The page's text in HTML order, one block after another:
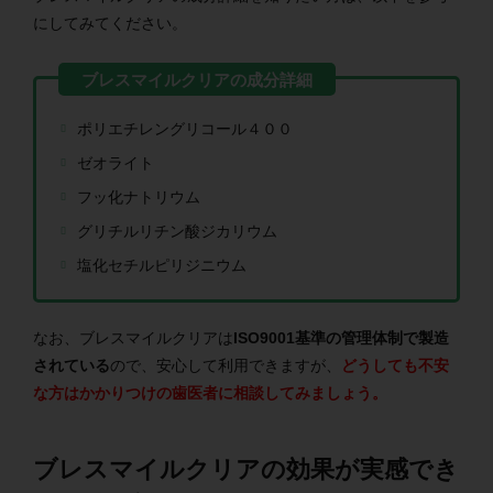
にしてみてください。
ポリエチレングリコール４００
ゼオライト
フッ化ナトリウム
グリチルリチン酸ジカリウム
塩化セチルピリジニウム
なお、ブレスマイルクリアはISO9001基準の管理体制で製造
されているので、安心して利用できますが、
どうしても不安
な方はかかりつけの歯医者に相談してみましょう。
ブレスマイルクリアの効果が実感でき